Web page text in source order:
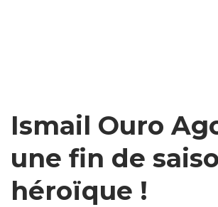
Ismail Ouro
une fin de
héroïque !